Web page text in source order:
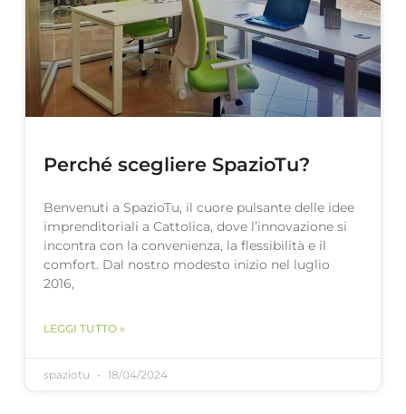
Perché scegliere SpazioTu?
Benvenuti a SpazioTu, il cuore pulsante delle idee
imprenditoriali a Cattolica, dove l’innovazione si
incontra con la convenienza, la flessibilità e il
comfort. Dal nostro modesto inizio nel luglio
2016,
LEGGI TUTTO »
spaziotu 18/04/2024